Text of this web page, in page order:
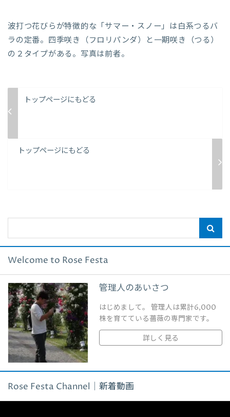
波打つ花びらが特徴的な「サマー・スノー」は白系つるバ
ラの定番。四季咲き（フロリパンダ）と一期咲き（つる）
の２タイプがある。写真は前者。
トップページにもどる
トップページにもどる
Welcome to Rose Festa
管理人のあいさつ
はじめまして。 管理人は累計6,000
株を育てている薔薇の専門家です。
詳しく見る
Rose Festa Channel｜新着動画